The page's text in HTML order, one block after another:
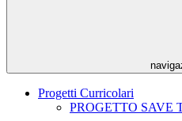
Progetti Curricolari
PROGETTO SAVE